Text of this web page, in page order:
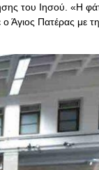
του Ιησού. «Η
ο Άγιος Πατέρας με